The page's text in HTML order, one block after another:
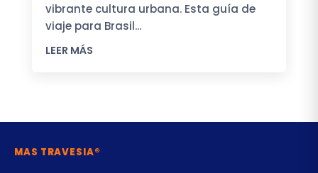
vibrante cultura urbana. Esta guía de
viaje para Brasil...
LEER MÁS
MAS TRAVESIA®